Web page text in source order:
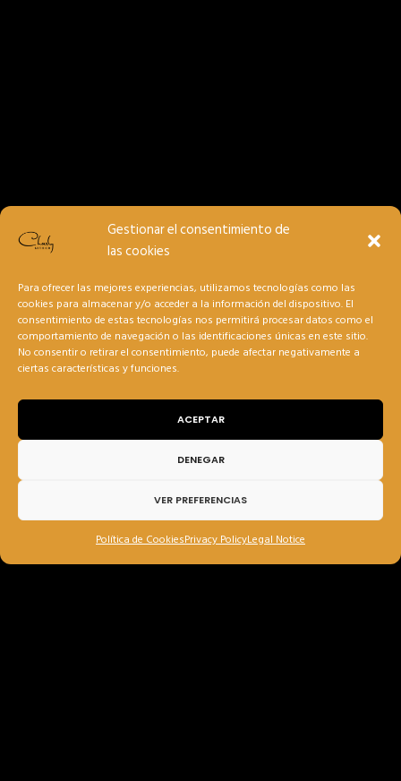
Gestionar el consentimiento de
las cookies
Para ofrecer las mejores experiencias, utilizamos tecnologías como las
cookies para almacenar y/o acceder a la información del dispositivo. El
consentimiento de estas tecnologías nos permitirá procesar datos como el
comportamiento de navegación o las identificaciones únicas en este sitio.
No consentir o retirar el consentimiento, puede afectar negativamente a
ciertas características y funciones.
ACEPTAR
DENEGAR
VER PREFERENCIAS
Política de CookiesPrivacy PolicyLegal Notice